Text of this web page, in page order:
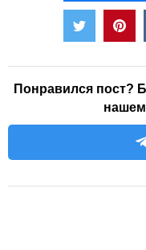
Понравился пост?
нашем